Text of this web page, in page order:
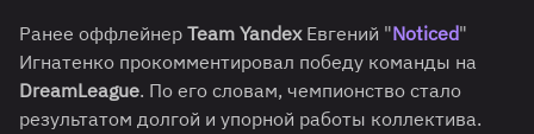
Ранее оффлейнер Team YandexЕвгений "Noticed"
Игнатенко прокомментировал победу команды на
DreamLeague. По его словам, чемпионство стало
результатом долгой и упорной работы коллектива.